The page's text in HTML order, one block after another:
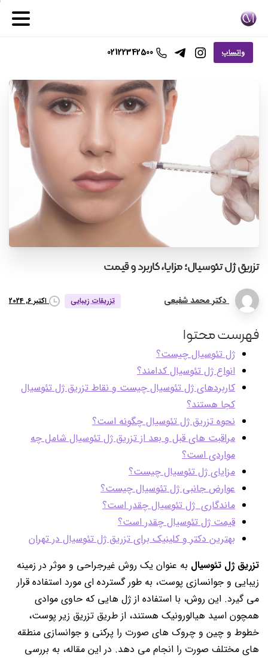
واتساپ 02122342500
تزریقژلتئوسیال؛مزایا،کاربردوقیمت
دکتر محمد شفیعی تزریقات زیبایی اکتبر 6, 2024
فهرست محتوا
ژل تئوسیال چیست؟
انواع ژل تئوسیال کدامند؟
کاربردهای ژل تئوسیال چیست و نقاط تزریق ژل تئوسیال
کجا هستند؟
نحوه تزریق ژل تئوسیال چگونه است؟
مراقبت های قبل و بعد از تزریق ژل تئوسیال شامل چه
مواردی است؟
مزایای ژل تئوسیال چیست؟
عوارض جانبی ژل تئوسیال چیست؟
ماندگاری ژل تئوسیال چقدر است؟
قیمت ژل تئوسیال چقدر است؟
بهترین دکتر و کلینیک برای تزریق ژل تئوسیال در تهران
تزریق ژل تئوسیال به عنوان یک روش غیرجراحی و موثر در زمینه
زیبایی و جوانسازی پوست، به طور گسترده ای مورد استفاده قرار
می گیرد. این روش، با استفاده از ژل هایی که حاوی موادی
همچون اسید هیالورونیک هستند، از طریق تزریق زیر پوست،
خطوط و چین و چروک های صورت را پرکنی و جوانسازی منطقه
های مختلف صورت را انجام می دهد. در این مقاله، به بررسی